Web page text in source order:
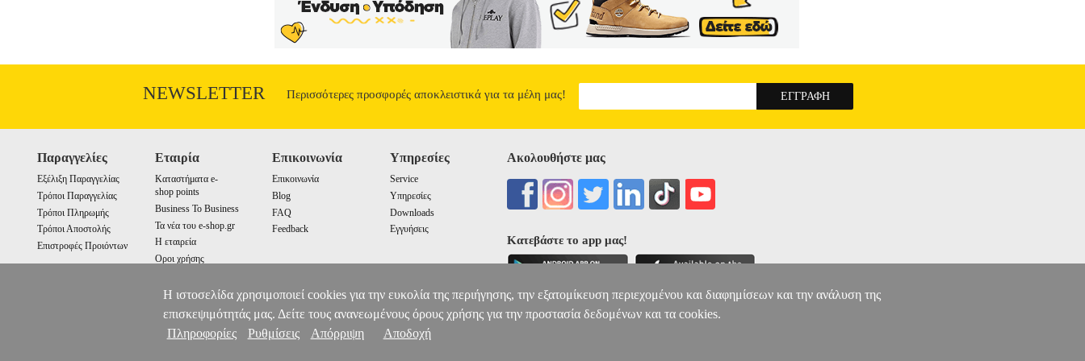
NEWSLETTER Περισσότερες προσφορές αποκλειστικά για τα μέλη μας!
Παραγγελίες
Εξέλιξη Παραγγελίας
Τρόποι Παραγγελίας
Τρόποι Πληρωμής
Τρόποι Αποστολής
Επιστροφές Προιόντων
Εταιρία
Καταστήματα e-
shop points
Business To Business
Τα νέα του e-shop.gr
Η εταιρεία
Οροι χρήσης
Επικοινωνία
Επικοινωνία
Blog
FAQ
Feedback
Υπηρεσίες
Service
Υπηρεσίες
Downloads
Εγγυήσεις
Ακολουθήστε μας
Κατεβάστε το app μας!
Η ιστοσελίδα χρησιμοποιεί cookies για την ευκολία της περιήγησης, την εξατομίκευση περιεχομένου και διαφημίσεων και την ανάλυση της
επισκεψιμότητάς μας. Δείτε τους ανανεωμένους όρους χρήσης για την προστασία δεδομένων και τα cookies.
Πληροφορίες
Ρυθμίσεις Απόρριψη Αποδοχή